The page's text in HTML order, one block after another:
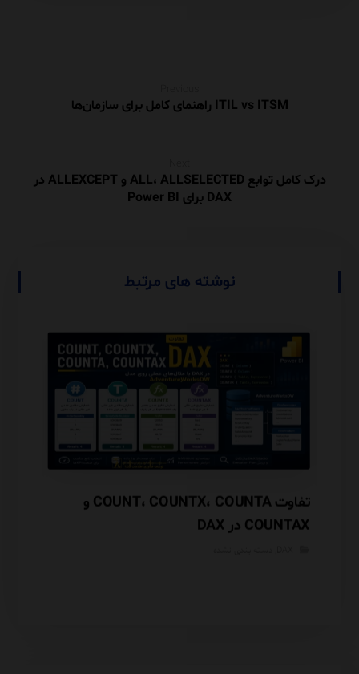
ITIL vs ITSM راهنمای کامل برای سازمان‌ها
درک کامل توابع ALL، ALLSELECTED و ALLEXCEPT در
DAX برای Power BI
نوشته های مرتبط
تفاوت COUNT، COUNTX، COUNTA و
COUNTAX در DAX